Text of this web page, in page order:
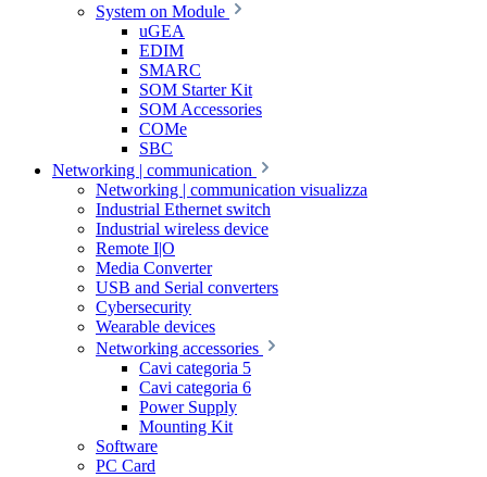
System on Module
uGEA
EDIM
SMARC
SOM Starter Kit
SOM Accessories
COMe
SBC
Networking | communication
Networking | communication visualizza
Industrial Ethernet switch
Industrial wireless device
Remote I|O
Media Converter
USB and Serial converters
Cybersecurity
Wearable devices
Networking accessories
Cavi categoria 5
Cavi categoria 6
Power Supply
Mounting Kit
Software
PC Card